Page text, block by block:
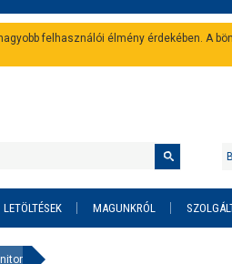
felhasználói élmény érdekében. A
LETÖLTÉSEK MAGUNKRÓL